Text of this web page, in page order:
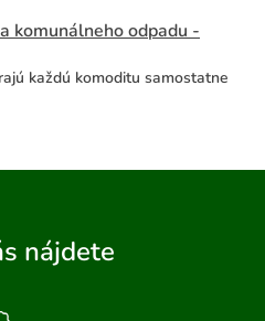
komunálneho odpadu -
každú komoditu samostatne
nájdete